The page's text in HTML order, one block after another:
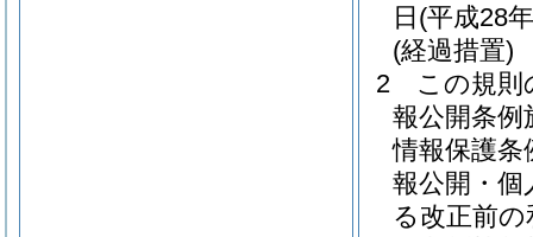
日 (平成28
(経過措置)
2
この規則
報公開条例
情報保護条
報公開・個
る改正前